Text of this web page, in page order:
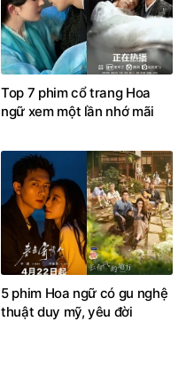
Top 7 phim cổ trang Hoa
ngữ xem một lần nhớ mãi
5 phim Hoa ngữ có gu nghệ
thuật duy mỹ, yêu đời